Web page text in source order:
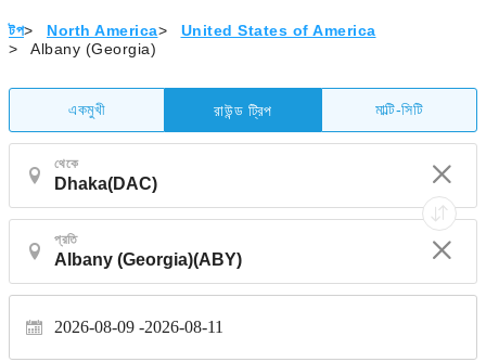
টপ> North America>
United States of America
>
Albany (Georgia)
একমুখী রাউন্ড ট্রিপ মাল্টি-সিটি
থেকে
প্রতি
2026-08-09 2026-08-11